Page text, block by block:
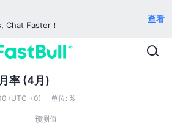
Chat Faster！
查看
率 (4月)
(UTC +0) 单位: %
预测值